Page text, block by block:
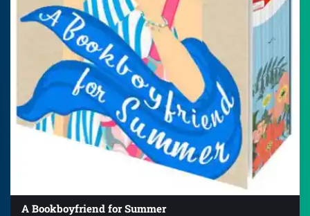
A Bookboyfriend for Summer